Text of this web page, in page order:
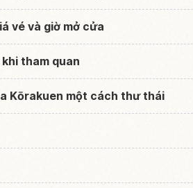
vé và giờ mở cửa
tham quan
Kōrakuen một cách thư thái